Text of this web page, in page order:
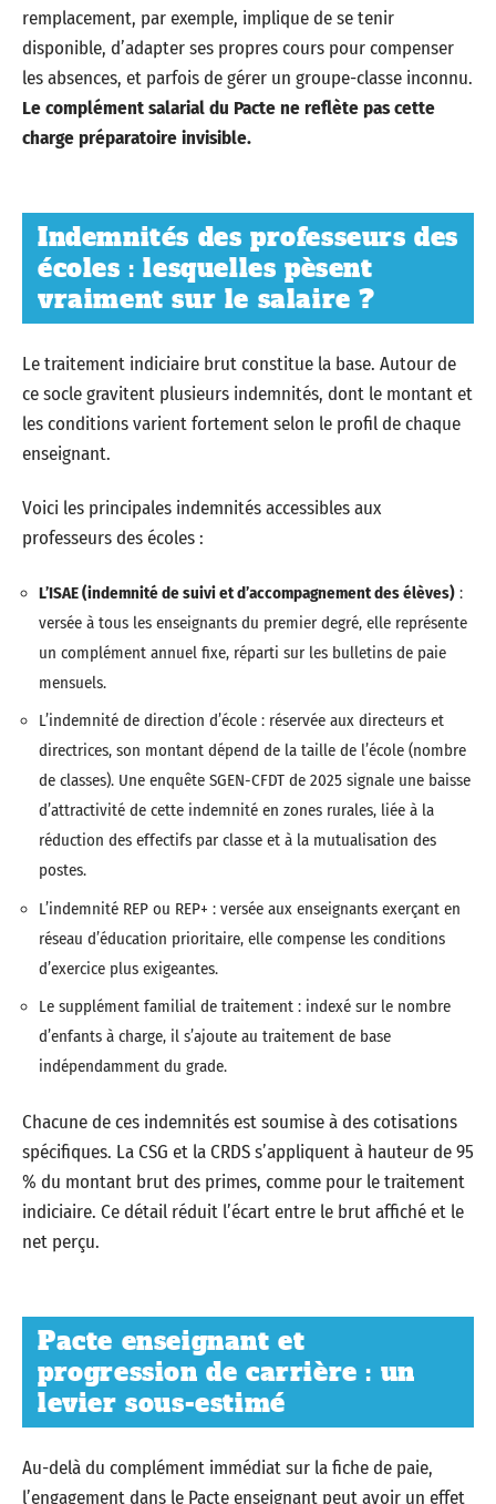
remplacement, par exemple, implique de se tenir
disponible, d’adapter ses propres cours pour compenser
les absences, et parfois de gérer un groupe-classe inconnu.
Le complément salarial du Pacte ne reflète pas cette
charge préparatoire invisible.
Indemnités des professeurs des
écoles : lesquelles pèsent
vraiment sur le salaire ?
Le traitement indiciaire brut constitue la base. Autour de
ce socle gravitent plusieurs indemnités, dont le montant et
les conditions varient fortement selon le profil de chaque
enseignant.
Voici les principales indemnités accessibles aux
professeurs des écoles :
L’ISAE (indemnité de suivi et d’accompagnement des élèves) :
versée à tous les enseignants du premier degré, elle représente
un complément annuel fixe, réparti sur les bulletins de paie
mensuels.
L’indemnité de direction d’école : réservée aux directeurs et
directrices, son montant dépend de la taille de l’école (nombre
de classes). Une enquête SGEN-CFDT de 2025 signale une baisse
d’attractivité de cette indemnité en zones rurales, liée à la
réduction des effectifs par classe et à la mutualisation des
postes.
L’indemnité REP ou REP+ : versée aux enseignants exerçant en
réseau d’éducation prioritaire, elle compense les conditions
d’exercice plus exigeantes.
Le supplément familial de traitement : indexé sur le nombre
d’enfants à charge, il s’ajoute au traitement de base
indépendamment du grade.
Chacune de ces indemnités est soumise à des cotisations
spécifiques. La CSG et la CRDS s’appliquent à hauteur de 95
% du montant brut des primes, comme pour le traitement
indiciaire. Ce détail réduit l’écart entre le brut affiché et le
net perçu.
Pacte enseignant et
progression de carrière : un
levier sous-estimé
Au-delà du complément immédiat sur la fiche de paie,
l’engagement dans le Pacte enseignant peut avoir un effet